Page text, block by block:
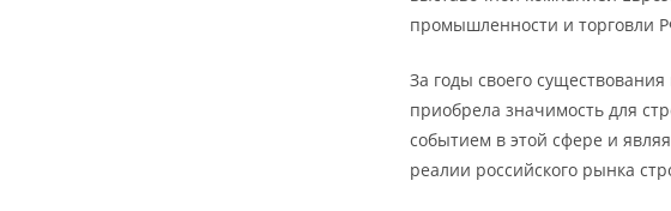
промышленности и торговли
За годы своего
приобрела значимость для
событием в этой сфере и
реалии российского рынка